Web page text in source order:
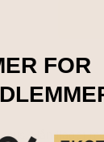
Håndlaget
FOR